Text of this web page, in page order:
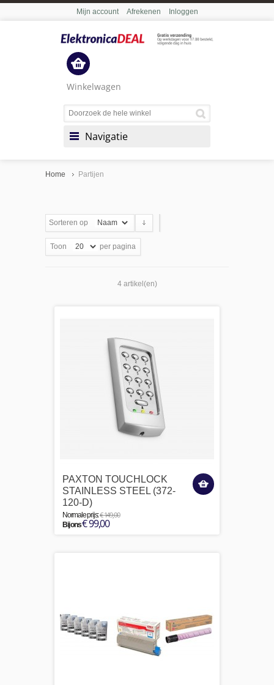
Mijn account Afrekenen Inloggen
Winkelwagen
Navigatie
Home Partijen
Sorteren op
Toon per pagina
4 artikel(en)
PAXTON TOUCHLOCK
STAINLESS STEEL (372-
120-D)
Normale prijs:€ 149,00
Bij ons€ 99,00